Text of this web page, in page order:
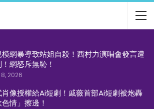
模網暴導致站姐自殺！西村力演唱會發言遭
網怒斥無恥！
2026
像授權給Ai短劇！戚薇首部Ai短劇被炮轟
色情」擦邊！